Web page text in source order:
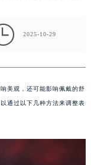
2025-10-29
美观，还可能影响佩戴的舒
通过以下几种方法来调整表